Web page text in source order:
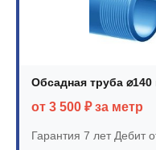
Обсадная труба
от 3 500 ₽ за метр
Гарантия 7 летДебит